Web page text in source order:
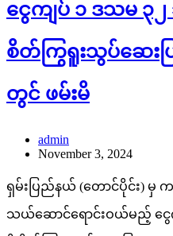
ငွေကျပ် ၁ ဒသမ
စိတ်ကြွရူးသွပ်ဆေးပ
တွင် ဖမ်းမိ
admin
November 3, 2024
ရှမ်းပြည်နယ် (တောင်ပိုင်း) မှ
သယ်ဆောင်ရောင်းဝယ်မည့် ငွ